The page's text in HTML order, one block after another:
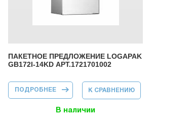
ПАКЕТНОЕ ПРЕДЛОЖЕНИЕ LOGAPAK
GB172I-14KD АРТ.1721701002
К СРАВНЕНИЮ
В наличии
ПОДРОБНЕЕ О ПАКЕТНОЕ
ПРЕДЛОЖЕНИЕ
GB172I-14KD
АРТ.1721701002